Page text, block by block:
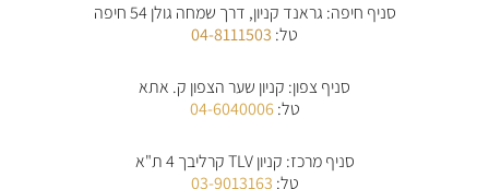
-
a
p
o
o
f
g
סניף חיפה: גראנד קניון, דרך שמחה גולן 54 חיפה
טל:04-8111503
סניף צפון: קניון שער הצפון ק. אתא
טל:04-6040006
סניף מרכז: קניון TLV קרליבך 4 ת"א
טל:03-9013163